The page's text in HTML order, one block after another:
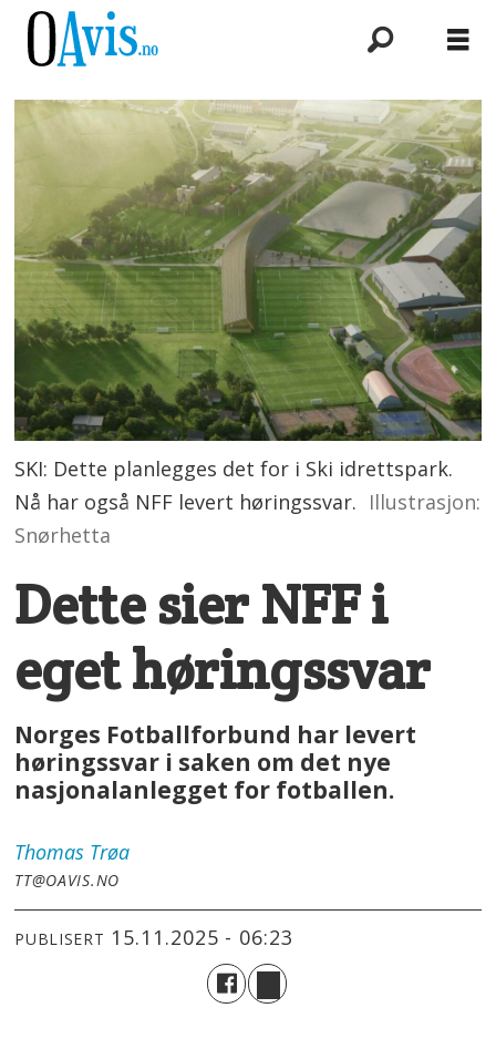
SKI: Dette planlegges det for i Ski idrettspark.
Nå har også NFF levert høringssvar. Illustrasjon:
Snørhetta
Dette sier NFF i
eget høringssvar
Norges Fotballforbund har levert
høringssvar i saken om det nye
nasjonalanlegget for fotballen.
Thomas Trøa
TT@OAVIS.NO
PUBLISERT 15.11.2025 - 06:23